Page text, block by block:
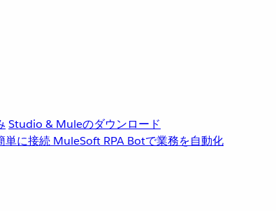
Studio & Muleのダウンロード
単に接続 MuleSoft RPA Botで業務を自動化